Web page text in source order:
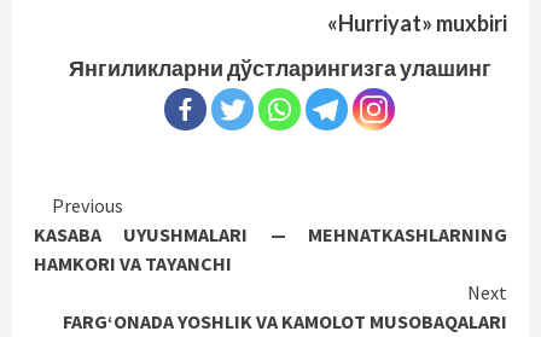
«Hurriyat» muxbiri
Янгиликларни дўстларингизга улашинг
Continue
Reading
Previous
KASABA UYUSHMALARI — MEHNATKASHLARNING
HAMKORI VA TAYANCHI
Next
FARG‘ONADA YOSHLIK VA KAMOLOT MUSOBAQALARI